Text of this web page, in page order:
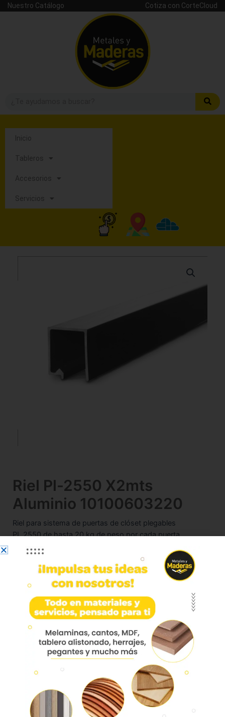
Nuestro Catálogo Cotiza con CorteCloud
Inicio
Tableros
Accesorios
Servicios
Riel Pl-2550 X2mts
Aluminio 10100603220
Riel para sistema de puertas de clóset plegables
PL 2550 de hasta 20 kg de peso por cada puerta.
Riel de aluminio simple que en combinación
con el sistema plegables PL 2550, entrega
un desplazamiento suave y silencioso a su
clóset.
oculto al cerrar las puertas de su closet
plegable.
Riel con terminación anodizado mate, que
mejora su resistencia a la corrosión.
Riel de aluminio simple que en combinación
con el sistema plegables PL 2550, entrega
un desplazamiento suave y silencioso a su
Este riel tiene la característica de quedar
oculto al cerrar las puertas de su closet